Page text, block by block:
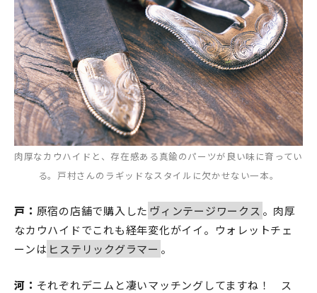
肉厚なカウハイドと、存在感ある真鍮のパーツが良い味に育ってい
る。戸村さんのラギッドなスタイルに欠かせない一本。
戸： 原宿の店舗で購入した ヴィンテージワークス 。肉厚
なカウハイドでこれも経年変化がイイ。ウォレットチェ
ーンは ヒステリックグラマー 。
河： それぞれデニムと凄いマッチングしてますね！ ス